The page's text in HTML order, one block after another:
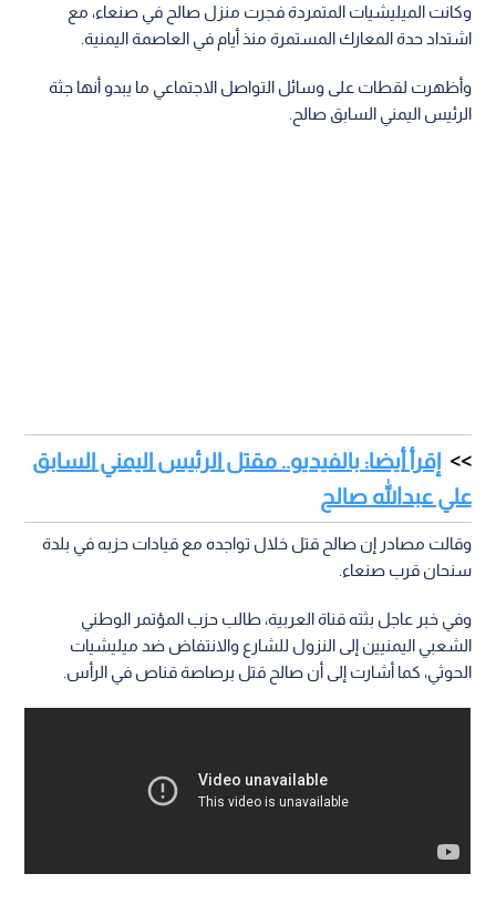
وكانت الميليشيات المتمردة فجرت منزل صالح في صنعاء، مع
اشتداد حدة المعارك المستمرة منذ أيام في العاصمة اليمنية.
وأظهرت لقطات على وسائل التواصل الاجتماعي ما يبدو أنها جثة
الرئيس اليمني السابق صالح.
إقرأ أيضا: بالفيديو.. مقتل الرئيس اليمني السابق
علي عبدالله صالح
وقالت مصادر إن صالح قتل خلال تواجده مع قيادات حزبه في بلدة
سنحان قرب صنعاء.
وفي خبر عاجل بثته قناة العربية، طالب حزب المؤتمر الوطني
الشعبي اليمنيين إلى النزول للشارع والانتفاض ضد ميليشيات
الحوثي، كما أشارت إلى أن صالح قتل برصاصة قناص في الرأس.